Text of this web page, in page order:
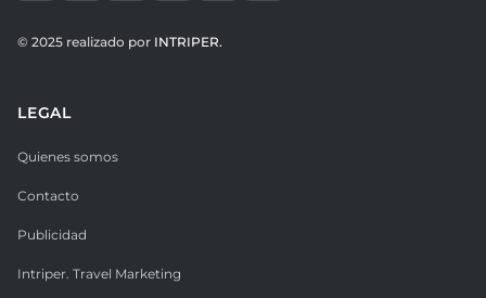
© 2025 realizado por INTRIPER.
LEGAL
Quienes somos
Contacto
Publicidad
Intriper. Travel Marketing